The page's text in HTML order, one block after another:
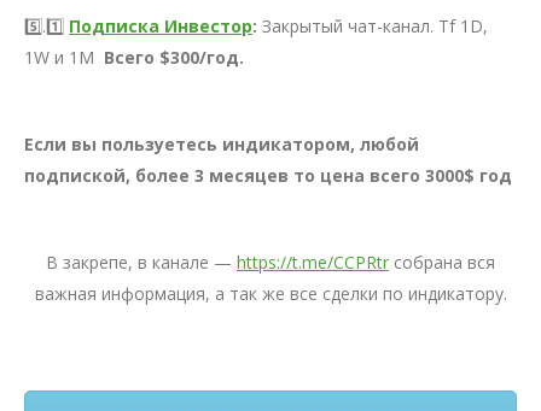
5️⃣.1️⃣ Подписка Инвестор: Закрытый чат-канал. Tf 1D,
1W и 1M Всего $300/год.
Если вы пользуетесь индикатором, любой
подпиской, более 3 месяцев то цена всего 3000$ год
В закрепе, в канале — https://t.me/CCPRtr собрана вся
важная информация, а так же все сделки по индикатору.